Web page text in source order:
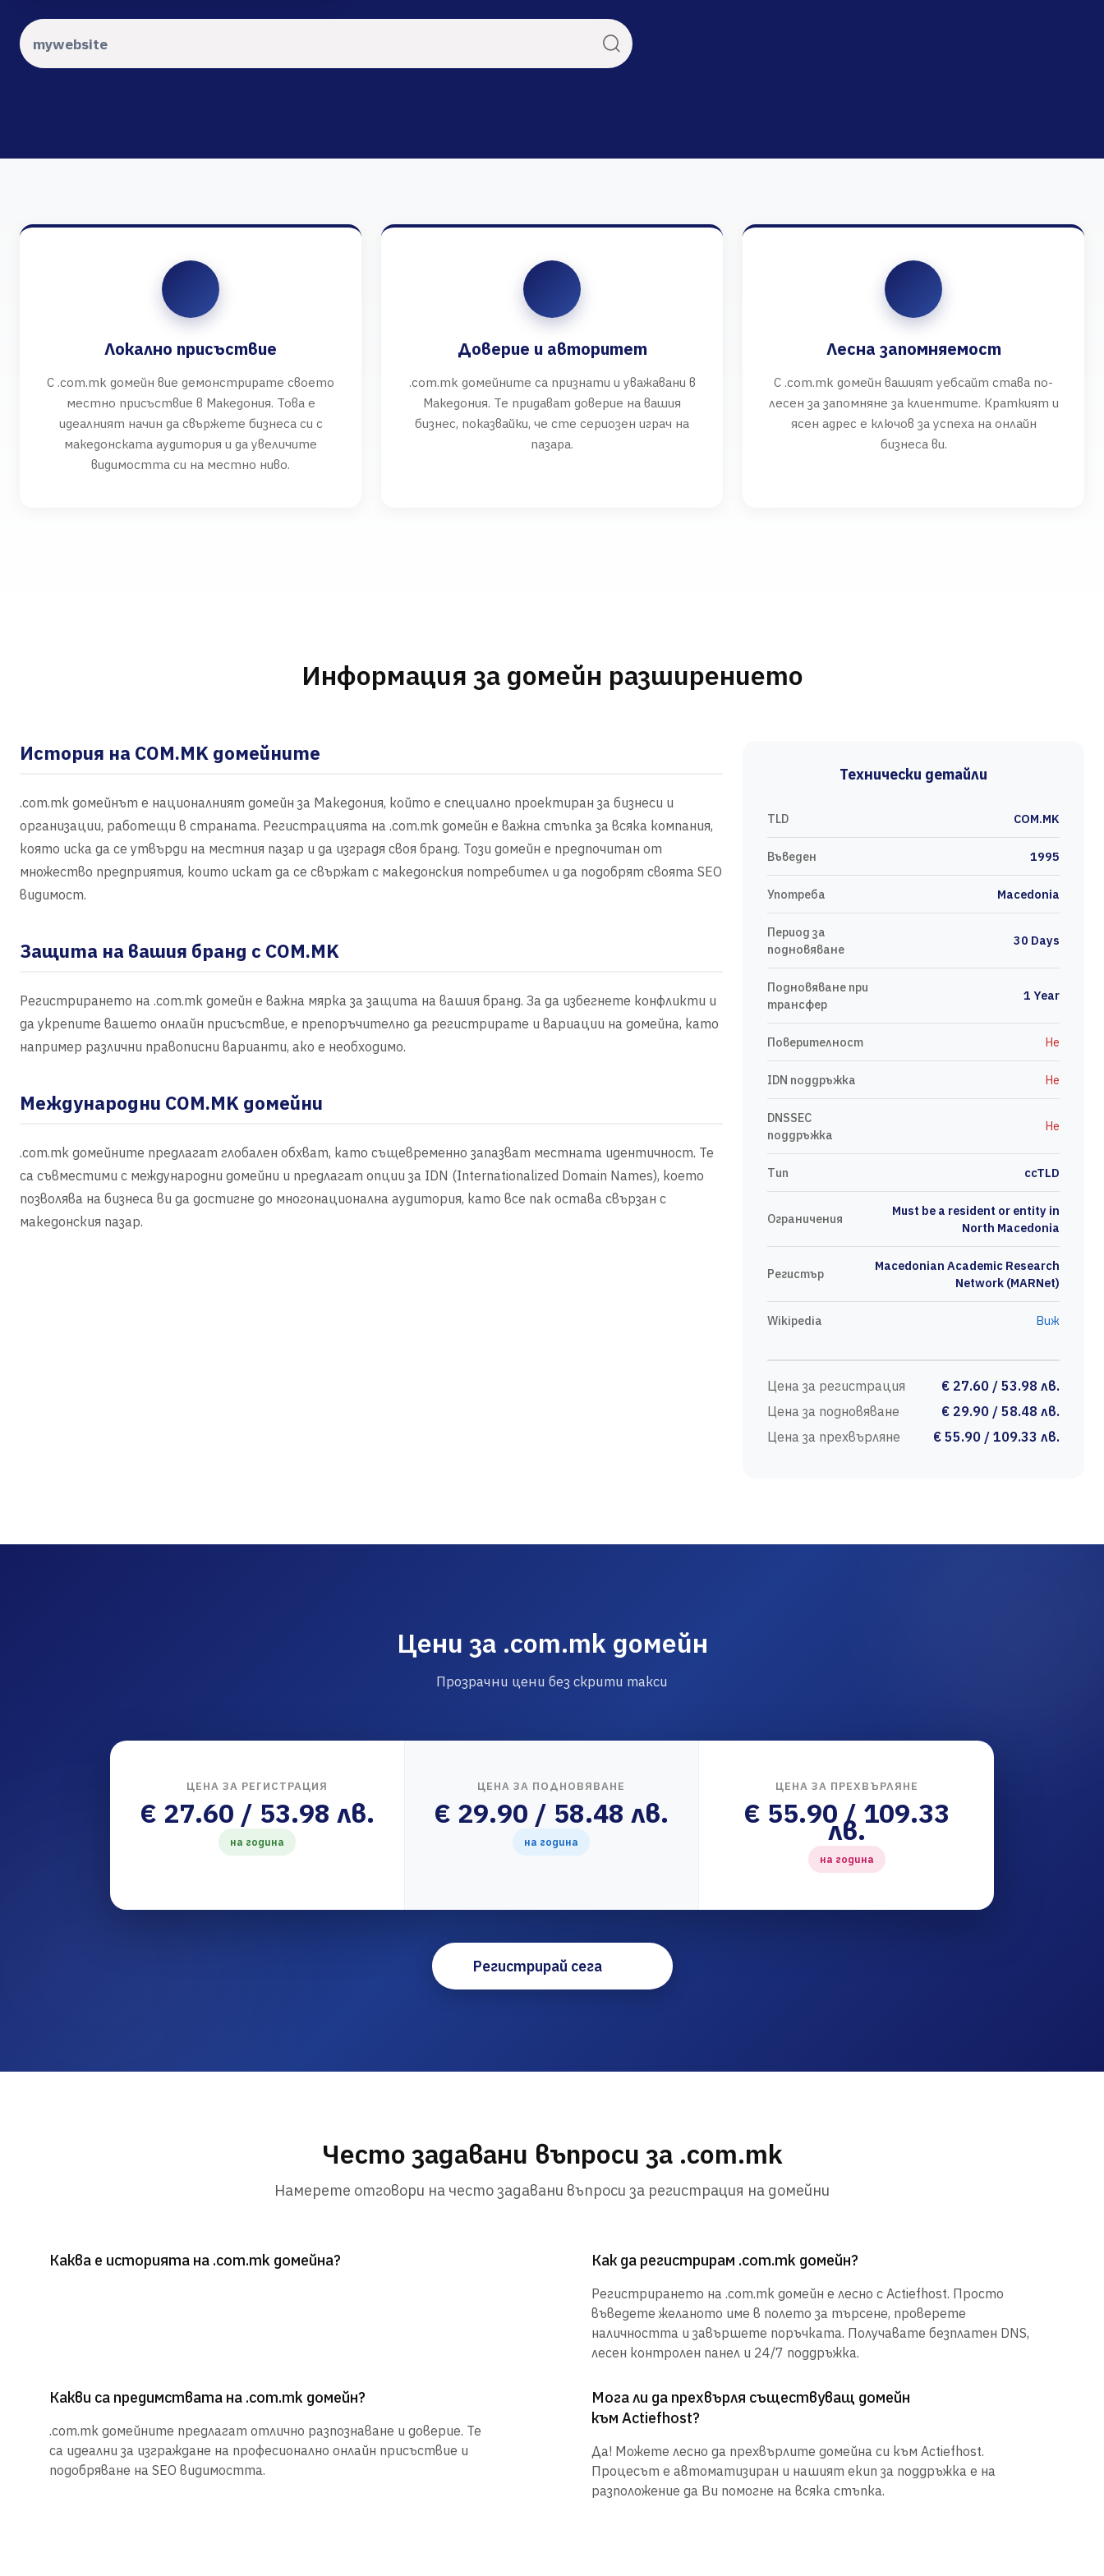
Локално присъствие
С .com.mk домейн вие демонстрирате своето
местно присъствие в Македония. Това е
идеалният начин да свържете бизнеса си с
македонската аудитория и да увеличите
видимостта си на местно ниво.
Доверие и авторитет
.com.mk домейните са признати и уважавани в
Македония. Те придават доверие на вашия
бизнес, показвайки, че сте сериозен играч на
пазара.
Лесна запомняемост
С .com.mk домейн вашият уебсайт става по-
лесен за запомняне за клиентите. Краткият и
ясен адрес е ключов за успеха на онлайн
бизнеса ви.
Информация за домейн разширението
История на COM.MK домейните
.com.mk домейнът е националният домейн за Македония, който е специално проектиран за бизнеси и
организации, работещи в страната. Регистрацията на .com.mk домейн е важна стъпка за всяка компания,
която иска да се утвърди на местния пазар и да изградя своя бранд. Този домейн е предпочитан от
множество предприятия, които искат да се свържат с македонския потребител и да подобрят своята SEO
видимост.
Защита на вашия бранд с COM.MK
Регистрирането на .com.mk домейн е важна мярка за защита на вашия бранд. За да избегнете конфликти и
да укрепите вашето онлайн присъствие, е препоръчително да регистрирате и вариации на домейна, като
например различни правописни варианти, ако е необходимо.
Международни COM.MK домейни
.com.mk домейните предлагат глобален обхват, като същевременно запазват местната идентичност. Те
са съвместими с международни домейни и предлагат опции за IDN (Internationalized Domain Names), което
позволява на бизнеса ви да достигне до многонационална аудитория, като все пак остава свързан с
македонския пазар.
Технически детайли
TLD COM.MK
Въведен 1995
Употреба Macedonia
Период за
подновяване
30 Days
Подновяване при
трансфер
1 Year
Поверителност Не
IDN поддръжка Не
DNSSEC
поддръжка
Не
Тип ccTLD
Ограничения
Must be a resident or entity in
North Macedonia
Регистър
Macedonian Academic Research
Network (MARNet)
Wikipedia Виж
Цена за регистрация
€ 27.60 / 53.98 лв.
Цена за подновяване
€ 29.90 / 58.48 лв.
Цена за прехвърляне
€ 55.90 / 109.33 лв.
Цени за .com.mk домейн
Прозрачни цени без скрити такси
ЦЕНА ЗА РЕГИСТРАЦИЯ
€ 27.60 / 53.98 лв.
на година
ЦЕНА ЗА ПОДНОВЯВАНЕ
€ 29.90 / 58.48 лв.
на година
ЦЕНА ЗА ПРЕХВЪРЛЯНЕ
€ 55.90 / 109.33
лв.
на година
Регистрирай сега
Често задавани въпроси за .com.mk
Намерете отговори на често задавани въпроси за регистрация на домейни
Каква е историята на .com.mk домейна? Как да регистрирам .com.mk домейн?
Регистрирането на .com.mk домейн е лесно с Actiefhost. Просто
въведете желаното име в полето за търсене, проверете
наличността и завършете поръчката. Получавате безплатен DNS,
лесен контролен панел и 24/7 поддръжка.
Какви са предимствата на .com.mk домейн?
.com.mk домейните предлагат отлично разпознаване и доверие. Те
са идеални за изграждане на професионално онлайн присъствие и
подобряване на SEO видимостта.
Мога ли да прехвърля съществуващ домейн
към Actiefhost?
Да! Можете лесно да прехвърлите домейна си към Actiefhost.
Процесът е автоматизиран и нашият екип за поддръжка е на
разположение да Ви помогне на всяка стъпка.